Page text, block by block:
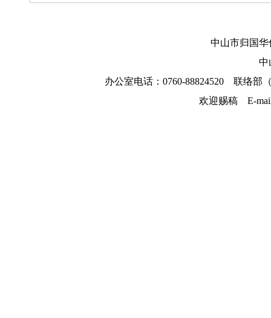
中山市归国
中
办公室电话：0760-88824520 联络部
欢迎赐稿 E-